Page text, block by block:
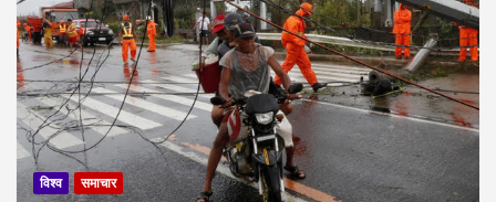
विश्व समाचार